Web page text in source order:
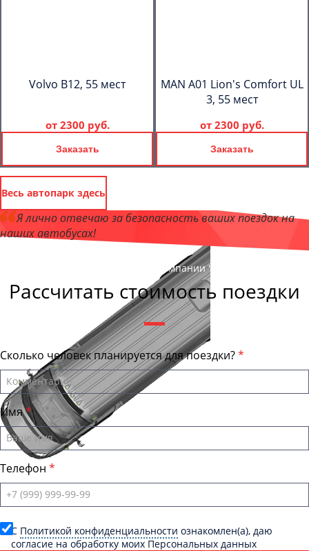
Volvo B12, 55 мест
от 2300 руб.
Заказать
MAN A01 Lion's Comfort UL
3, 55 мест
от 2300 руб.
Заказать
Весь автопарк здесь
Я лично отвечаю за безопасность ваших поездок на
наших автобусах!
, директор компании "БрянскБас"
Рассчитать стоимость поездки
Сколько человек планируется для поездки?
Имя
Телефон
C Политикой конфиденциальности ознакомлен(а), даю
согласие на обработку моих Персональных данных